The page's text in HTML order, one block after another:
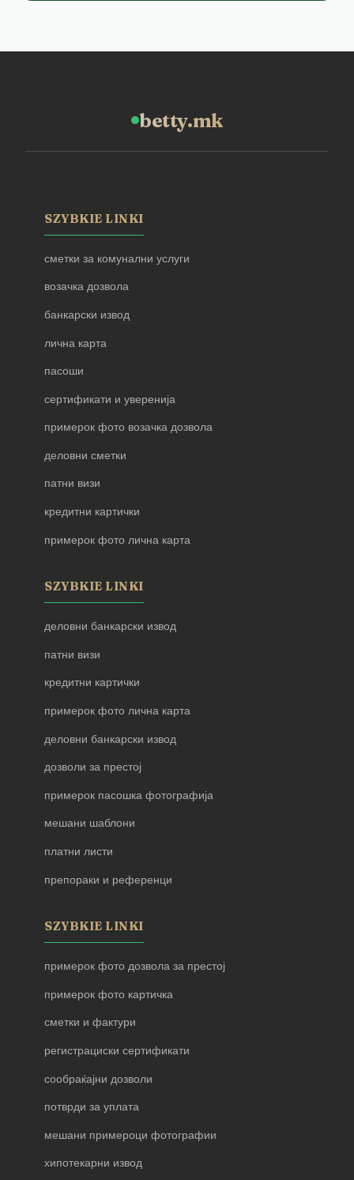
betty.mk
SZYBKIE LINKI
сметки за комунални услуги
возачка дозвола
банкарски извод
лична карта
пасоши
сертификати и уверенија
примерок фото возачка дозвола
деловни сметки
патни визи
кредитни картички
примерок фото лична карта
SZYBKIE LINKI
деловни банкарски извод
патни визи
кредитни картички
примерок фото лична карта
деловни банкарски извод
дозволи за престој
примерок пасошка фотографија
мешани шаблони
платни листи
препораки и референци
SZYBKIE LINKI
примерок фото дозвола за престој
примерок фото картичка
сметки и фактури
регистрациски сертификати
сообраќајни дозволи
потврди за уплата
мешани примероци фотографии
хипотекарни извод